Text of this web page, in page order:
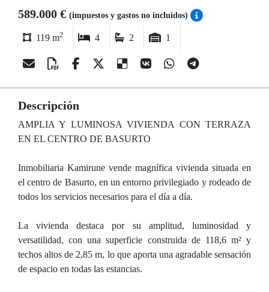
589.000 € (impuestos y gastos no incluídos)
119 m2 4 2 1
Descripción
AMPLIA Y LUMINOSA VIVIENDA CON TERRAZA
EN EL CENTRO DE BASURTO
Inmobiliaria Kamirune vende magnífica vivienda situada en
el centro de Basurto, en un entorno privilegiado y rodeado de
todos los servicios necesarios para el día a día.
La vivienda destaca por su amplitud, luminosidad y
versatilidad, con una superficie construida de 118,6 m² y
techos altos de 2,85 m, lo que aporta una agradable sensación
de espacio en todas las estancias.